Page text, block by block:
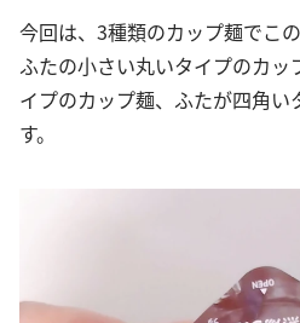
今回は、3種類のカップ麺でこ
ふたの小さい丸いタイプのカッ
イプのカップ麺、ふたが四角
す。